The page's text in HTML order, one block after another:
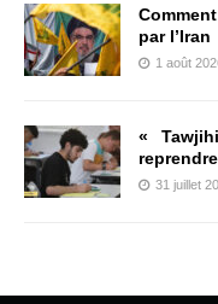
par l’Iran
1 août
«
31 juillet